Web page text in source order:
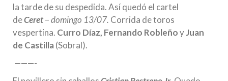
la tarde de su despedida. Así quedó el cartel
deCeret–domingo 13/07. Corrida de toros
vespertina. Curro Díaz, Fernando RobleñoyJuan
de Castilla(Sobral).
———-